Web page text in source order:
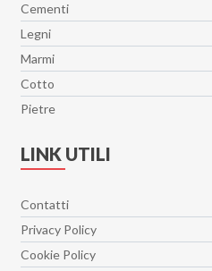
Cementi
Legni
Marmi
Cotto
Pietre
LINK UTILI
Contatti
Privacy Policy
Cookie Policy